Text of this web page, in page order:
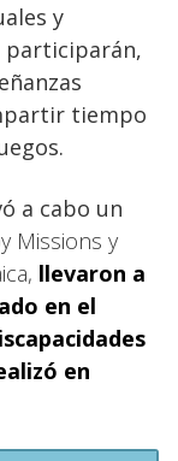
y
participarán,
tiempo
a cabo un
Missions y
llevaron a
en el
en